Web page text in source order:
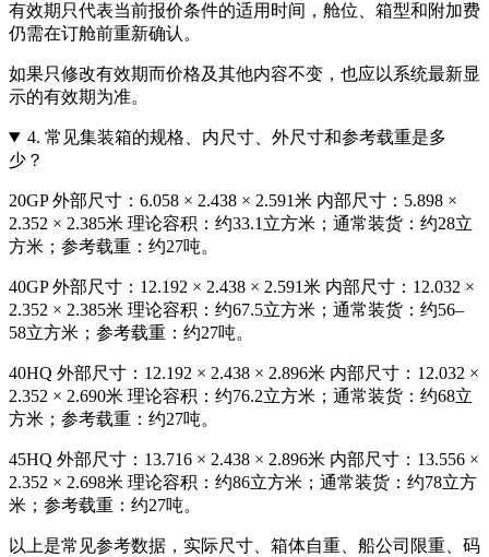
有效期只代表当前报价条件的适用时间，舱位、箱型和附加费
仍需在订舱前重新确认。
如果只修改有效期而价格及其他内容不变，也应以系统最新显
示的有效期为准。
4. 常见集装箱的规格、内尺寸、外尺寸和参考载重是多
少？
20GP 外部尺寸：6.058 × 2.438 × 2.591米 内部尺寸：5.898 ×
2.352 × 2.385米 理论容积：约33.1立方米；通常装货：约28立
方米；参考载重：约27吨。
40GP 外部尺寸：12.192 × 2.438 × 2.591米 内部尺寸：12.032 ×
2.352 × 2.385米 理论容积：约67.5立方米；通常装货：约56–
58立方米；参考载重：约27吨。
40HQ 外部尺寸：12.192 × 2.438 × 2.896米 内部尺寸：12.032 ×
2.352 × 2.690米 理论容积：约76.2立方米；通常装货：约68立
方米；参考载重：约27吨。
45HQ 外部尺寸：13.716 × 2.438 × 2.896米 内部尺寸：13.556 ×
2.352 × 2.698米 理论容积：约86立方米；通常装货：约78立方
米；参考载重：约27吨。
以上是常见参考数据，实际尺寸、箱体自重、船公司限重、码